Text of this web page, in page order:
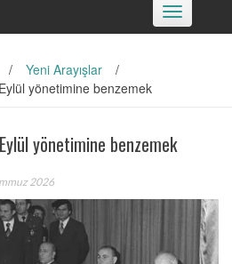
Toggle
navigation
/ Yeni Arayışlar
/
yönetimine benzemek
yönetimine benzemek
2026